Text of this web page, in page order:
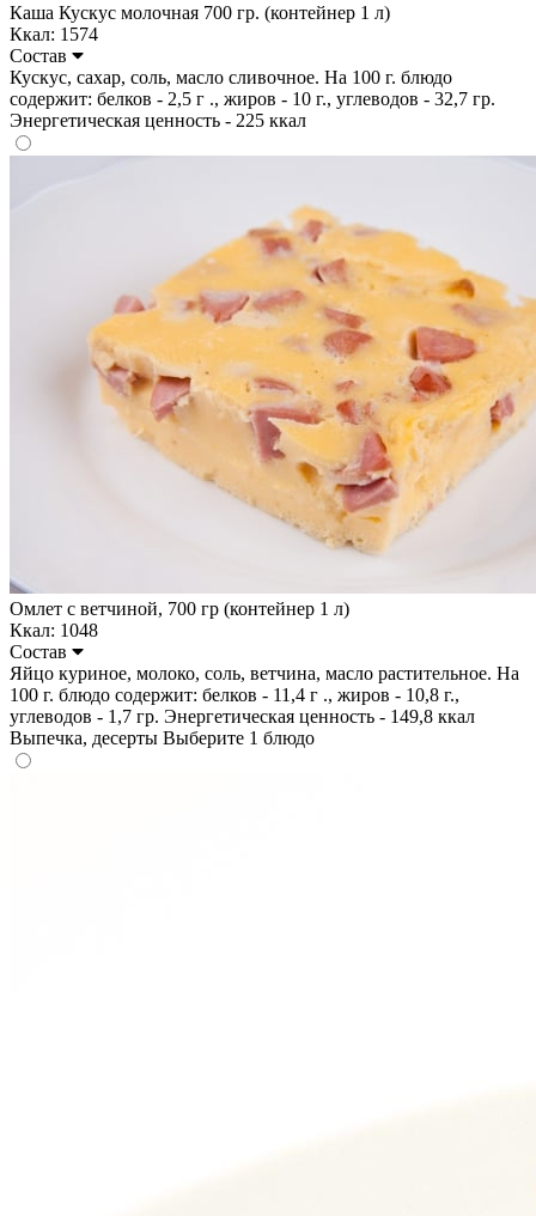
Каша Кускус молочная 700 гр. (контейнер 1 л)
Ккал: 1574
Состав
Кускус, сахар, соль, масло сливочное. На 100 г. блюдо
содержит: белков - 2,5 г ., жиров - 10 г., углеводов - 32,7 гр.
Энергетическая ценность - 225 ккал
Омлет с ветчиной, 700 гр (контейнер 1 л)
Ккал: 1048
Состав
Яйцо куриное, молоко, соль, ветчина, масло растительное. На
100 г. блюдо содержит: белков - 11,4 г ., жиров - 10,8 г.,
углеводов - 1,7 гр. Энергетическая ценность - 149,8 ккал
Выпечка, десерты Выберите 1 блюдо